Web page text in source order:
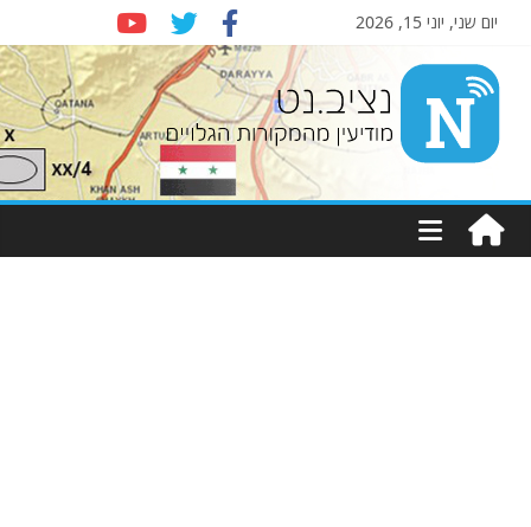
יום שני, יוני 15, 2026
Nziv.net
מודיעין
מהמקורות